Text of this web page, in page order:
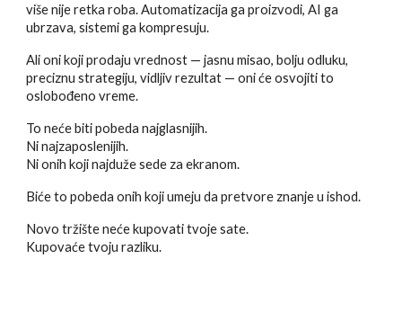
više nije retka roba. Automatizacija ga proizvodi, AI ga
ubrzava, sistemi ga kompresuju.
Ali oni koji prodaju vrednost — jasnu misao, bolju odluku,
preciznu strategiju, vidljiv rezultat — oni će osvojiti to
oslobođeno vreme.
To neće biti pobeda najglasnijih.
Ni najzaposlenijih.
Ni onih koji najduže sede za ekranom.
Biće to pobeda onih koji umeju da pretvore znanje u ishod.
Novo tržište neće kupovati tvoje sate.
Kupovaće tvoju razliku.